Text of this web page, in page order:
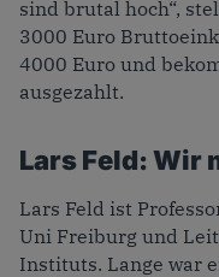
sind brutal hoch“,
3000 Euro
4000 Euro und
ausgezahlt.
Lars Feld: Wir
Lars Feld ist
Uni Freiburg und
Instituts. Lange war